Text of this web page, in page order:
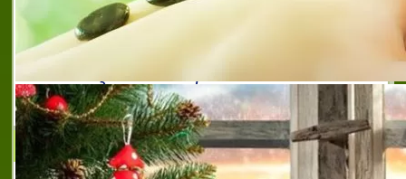
може да опитате
рула, рула,кафе сладкарница квалите ловеч
сладкарски и захарни изделия
торти,сладкарска къща фаворит ловеч,кремове,
кафе сладкарница фаворит ловеч
АСТИФУД ЕООД